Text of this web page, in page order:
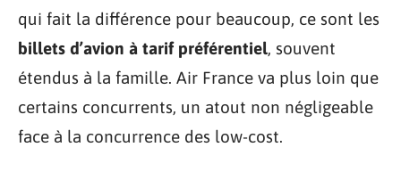
qui fait la différence pour beaucoup, ce sont les
billets d’avion à tarif préférentiel, souvent
étendus à la famille. Air France va plus loin que
certains concurrents, un atout non négligeable
face à la concurrence des low-cost.